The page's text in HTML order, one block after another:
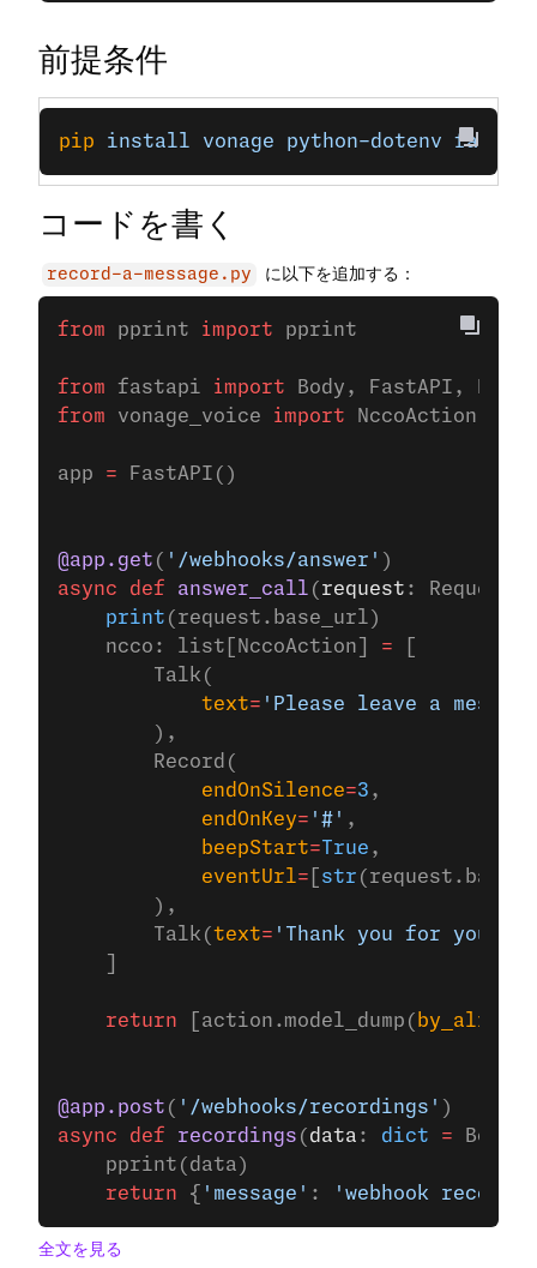
前提条件
pip install vonage python-dotenv
コードを書く
record-a-message.py に以下を追加する：
from pprint import pprint
from fastapi import Body, FastAPI,
from vonage_voice import NccoAction,
app = FastAPI()
@app.get ( '/webhooks/answer' )
async def answer_call ( request : Request):
    print
(request.base_url)
    ncco: list[NccoAction]
=
        Talk(
            text
= 'Please leave a
        ),
        Record(
            endOnSilence
=3 ,
            endOnKey
= '#' ,
            beepStart
=True ,
            eventUrl
= str
        ),
        Talk(
text= 'Thank you for your
    return
[action.model_dump( by_alias
@app.post ( '/webhooks/recordings' )
async def recordings ( data : dict = Body(
    pprint(data)
    return
{ 'message' : 'webhook
全文を見る